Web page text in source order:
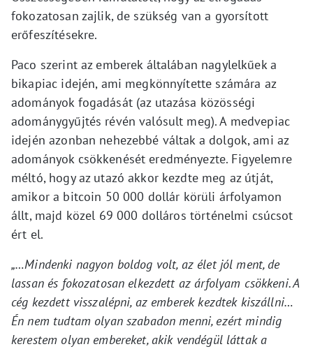
fokozatosan zajlik, de szükség van a gyorsított
erőfeszítésekre.
Paco szerint az emberek általában nagylelkűek a
bikapiac idején, ami megkönnyítette számára az
adományok fogadását (az utazása közösségi
adománygyűjtés révén valósult meg). A medvepiac
idején azonban nehezebbé váltak a dolgok, ami az
adományok csökkenését eredményezte. Figyelemre
méltó, hogy az utazó akkor kezdte meg az útját,
amikor a bitcoin 50 000 dollár körüli árfolyamon
állt, majd közel 69 000 dolláros történelmi csúcsot
ért el.
„…Mindenki nagyon boldog volt, az élet jól ment, de
lassan és fokozatosan elkezdett az árfolyam csökkeni. A
cég kezdett visszalépni, az emberek kezdtek kiszállni…
Én nem tudtam olyan szabadon menni, ezért mindig
kerestem olyan embereket, akik vendégül láttak a